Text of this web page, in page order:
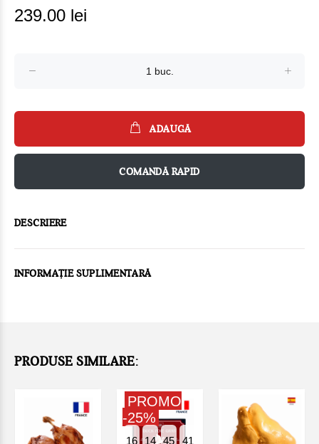
239.00 lei
ADAUGĂ
COMANDĂ RAPID
DESCRIERE
INFORMAȚIE SUPLIMENTARĂ
PRODUSE SIMILARE:
16 14 45 40
PROMO
-25%